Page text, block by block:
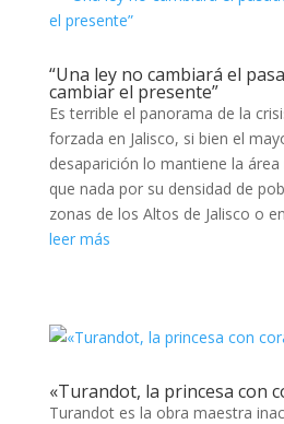
“Una ley no cambiará el
cambiar el presente”
Es terrible el panorama de la
forzada en Jalisco, si bien el
desaparición lo mantiene la
que nada por su densidad de
zonas de los Altos de Jalisco o
leer más
«Turandot, la princesa con
Turandot es la obra maestra